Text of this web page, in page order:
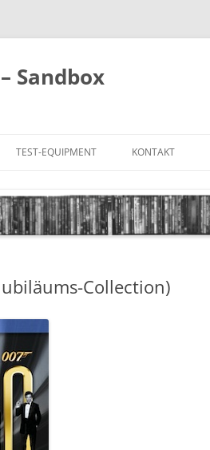
Sandbox
TEST-EQUIPMENT KONTAKT
IMPRESSUM
Collection)